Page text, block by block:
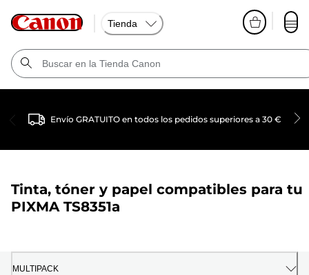
Tienda
Envío GRATUITO en todos los pedidos superiores a 30 €
Tinta, tóner y papel compatibles para tu
PIXMA TS8351a
MULTIPACK